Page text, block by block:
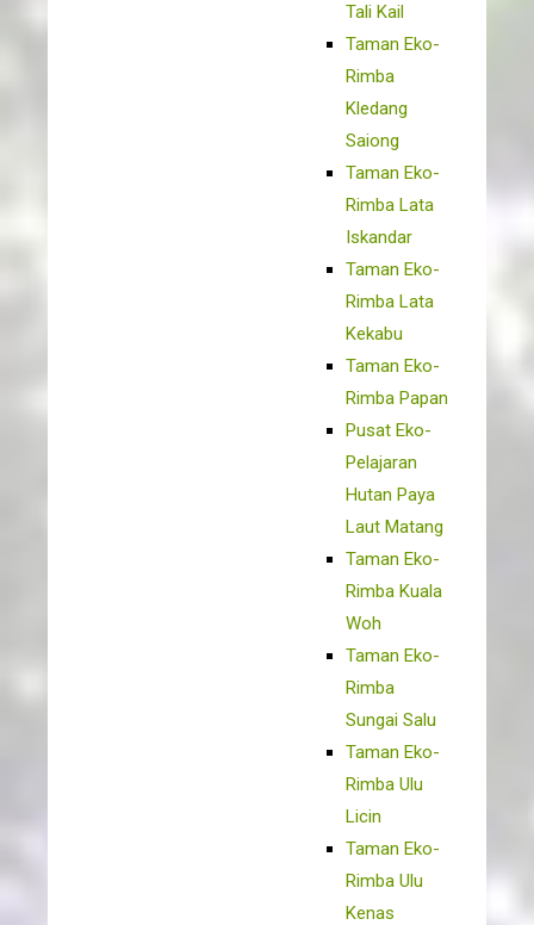
Tali Kail
Taman Eko-
Rimba
Kledang
Saiong
Taman Eko-
Rimba Lata
Iskandar
Taman Eko-
Rimba Lata
Kekabu
Taman Eko-
Rimba Papan
Pusat Eko-
Pelajaran
Hutan Paya
Laut Matang
Taman Eko-
Rimba Kuala
Woh
Taman Eko-
Rimba
Sungai Salu
Taman Eko-
Rimba Ulu
Licin
Taman Eko-
Rimba Ulu
Kenas